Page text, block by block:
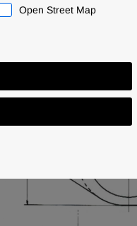
Open Street Map